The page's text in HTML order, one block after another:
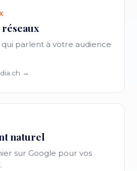
parlent à votre audience
→
naturel
sur Google pour vos